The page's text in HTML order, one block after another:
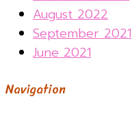
August 2022
September 2021
June 2021
Navigation